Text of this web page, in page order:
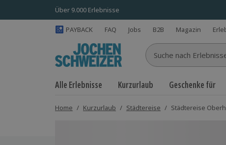
Über 9.000 Erlebnisse
PAYBACK FAQ Jobs B2B Magazin
Suche nach
Alle Erlebnisse Kurzurlaub Geschenke für
Home / Kurzurlaub / Städtereise / Städtereise